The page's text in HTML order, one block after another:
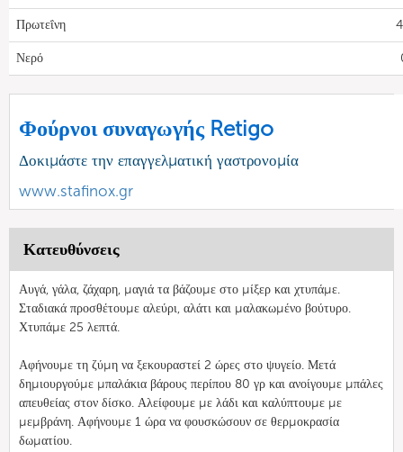
Πρωτεΐνη
Νερό
Φούρνοι συναγωγής Retigo
Δοκιμάστε την επαγγελματική γαστρονομία
www.stafinox.gr
Κατευθύνσεις
Αυγά, γάλα, ζάχαρη, μαγιά τα βάζουμε στο μίξερ και χτυπάμε.
Σταδιακά προσθέτουμε αλεύρι, αλάτι και μαλακωμένο βούτυρο.
Χτυπάμε 25 λεπτά.
Αφήνουμε τη ζύμη να ξεκουραστεί 2 ώρες στο ψυγείο. Μετά
δημιουργούμε μπαλάκια βάρους περίπου 80 γρ και ανοίγουμε μπάλες
απευθείας στον δίσκο. Αλείφουμε με λάδι και καλύπτουμε με
μεμβράνη. Αφήνουμε 1 ώρα να φουσκώσουν σε θερμοκρασία
δωματίου.